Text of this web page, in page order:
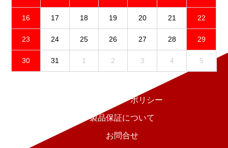
16 17 18 19 20 21 22
23 24 25 26 27 28 29
30 31 1 2 3 4 5
プライバシーポリシー
製品保証について
お問合せ